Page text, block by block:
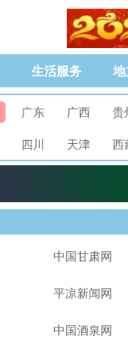
生活服务 地
广东 广西 贵
四川 天津 西
中国甘肃网
平凉新闻网
中国酒泉网